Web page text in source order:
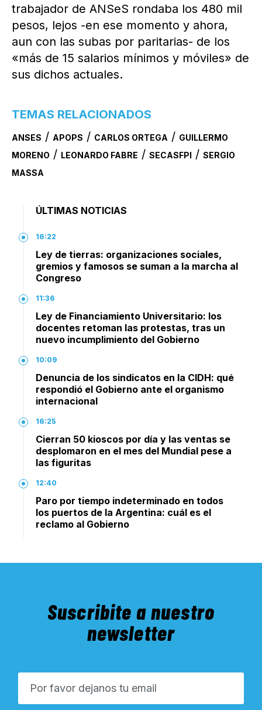
trabajador de ANSeS rondaba los 480 mil
pesos, lejos -en ese momento y ahora,
aun con las subas por paritarias- de los
«más de 15 salarios mínimos y móviles» de
sus dichos actuales.
TEMAS RELACIONADOS
ANSES / APOPS / CARLOS ORTEGA / GUILLERMO
MORENO / LEONARDO FABRE / SECASFPI / SERGIO
MASSA
ÚLTIMAS NOTICIAS
16:22
Ley de tierras: organizaciones sociales,
gremios y famosos se suman a la marcha al
Congreso
11:36
Ley de Financiamiento Universitario: los
docentes retoman las protestas, tras un
nuevo incumplimiento del Gobierno
10:09
Denuncia de los sindicatos en la CIDH: qué
respondió el Gobierno ante el organismo
internacional
16:25
Cierran 50 kioscos por día y las ventas se
desplomaron en el mes del Mundial pese a
las figuritas
12:40
Paro por tiempo indeterminado en todos
los puertos de la Argentina: cuál es el
reclamo al Gobierno
Suscribite a nuestro
newsletter